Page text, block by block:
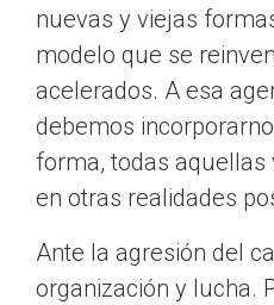
nuevas y viejas
modelo que se
acelerados. A esa
debemos
forma, todas
en otras realidades
Ante la agresión del
organización y lucha.